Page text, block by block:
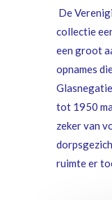
De
collectie
een groot
opnames
tot 1950
zeker van
ruimte er